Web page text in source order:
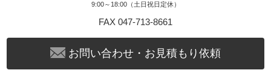
9:00～18:00（土日祝日定休）
FAX 047-713-8661
お問い合わせ・お見積もり依頼